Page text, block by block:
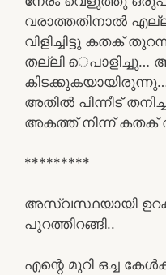
വരാത്തതിനാൽ
വിളിച്ചിട്ടു കതക്
തല്ലി െപാളിച്ചു…
അതിൽ പിന്നീട്
അകത്ത് നിന്ന് കതക്
*********
അസ്വസ്ഥയായി
പുറത്തിറങ്ങി..
എന്റെ മുറി ഒച്ച